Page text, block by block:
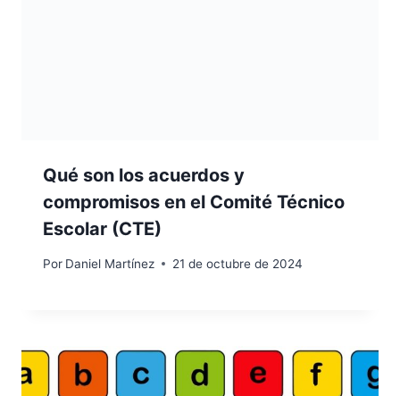
Qué son los acuerdos y
compromisos en el Comité Técnico
Escolar (CTE)
Por Daniel Martínez 21 de octubre de 2024